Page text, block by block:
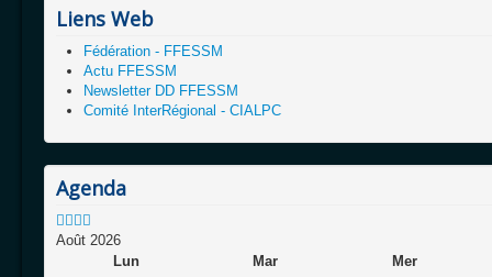
Liens Web
Fédération - FFESSM
Actu FFESSM
Newsletter DD FFESSM
Comité InterRégional - CIALPC
Agenda
Août 2026
Lun
Mar Mer